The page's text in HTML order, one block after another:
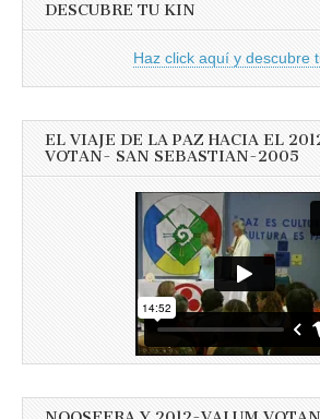
DESCUBRE TU KIN
Haz click aquí y descubre
EL VIAJE DE LA PAZ HACIA EL
VOTAN- SAN SEBASTIAN-2005